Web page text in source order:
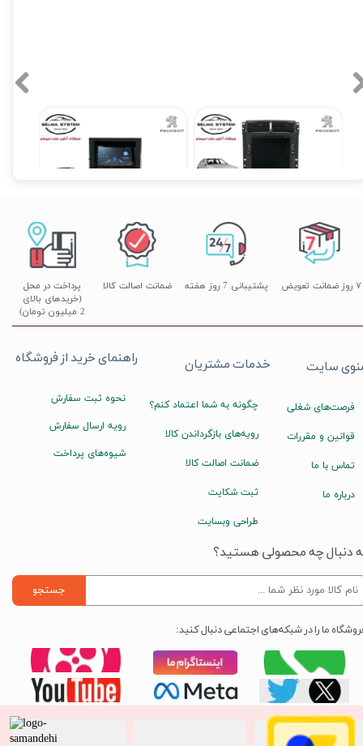
مانیتور فابریک پژو پرشیا و 405 داشبورد قدیم مدل 7 اینچ مدل AP9211
۱۰,۹۹۰,۰۰۰ تومان
مانیتور فابریک تسلایی پژو پرشیا و 405 اندروید 14 اینچ تسلایی مدل VISTA
۲۱,۹۰۰,۰۰۰ تومان
پشتیبانی 7 روز هفته
پرداخت در محل
(خریدهای بالای
2 میلیون تومان)
۷ روز ضمانت تعویض ضمانت اصالت کالا
راهنمای خرید از فروشگاه
نحوه ثبت سفارش
رویه ارسال سفارش
شیوه‌های پرداخت
خدمات مشتریان
چگونه به شما اعتماد کنم؟
رویه‌های بازگرداندن کالا
ضمانت اصالت کالا
ثبت شکایت
طراحی وبسایت
سایت
فرصت‌های شغلی
قوانین و مقررات
تماس با ما
درباره ما
دنبال چه محصولی هستید؟
جستجو
ما را در شبکه‌های اجتماعی دنبال کنید: